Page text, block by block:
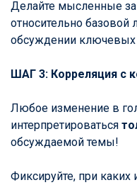
Делайте мысленные
относительно базовой
обсуждении
ШАГ 3: Корреляция с
Любое изменение в
интерпретироваться
обсуждаемой темы!
Фиксируйте, при каких